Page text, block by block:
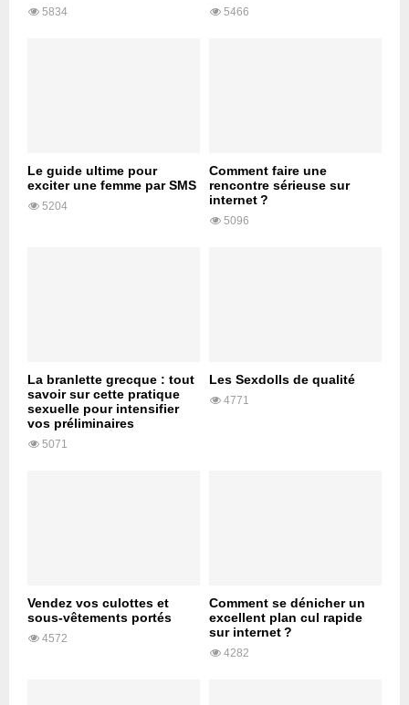
5834 5466
Le guide ultime pour
exciter une femme par SMS
5204
Comment faire une
rencontre sérieuse sur
internet ?
5096
La branlette grecque : tout
savoir sur cette pratique
sexuelle pour intensifier
vos préliminaires
5071
Les Sexdolls de qualité
4771
Vendez vos culottes et
sous-vêtements portés
4572
Comment se dénicher un
excellent plan cul rapide
sur internet ?
4282